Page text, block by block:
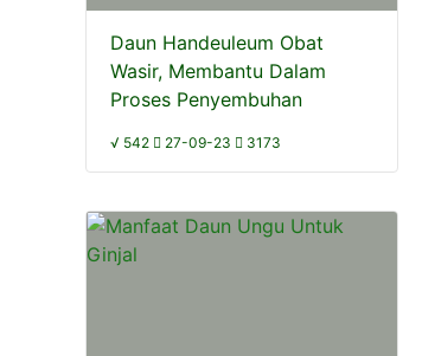
Daun Handeuleum Obat
Wasir, Membantu Dalam
Proses Penyembuhan
√ 542 27-09-23 3173